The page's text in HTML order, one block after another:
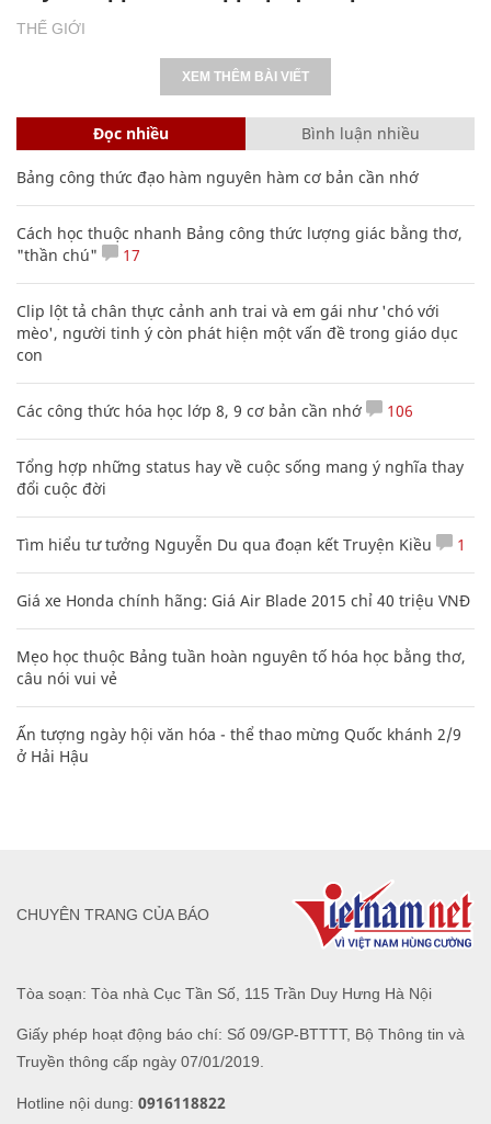
THẾ GIỚI
XEM THÊM BÀI VIẾT
Đọc nhiều Bình luận nhiều
Bảng công thức đạo hàm nguyên hàm cơ bản cần nhớ
Cách học thuộc nhanh Bảng công thức lượng giác bằng thơ,
"thần chú"
17
Clip lột tả chân thực cảnh anh trai và em gái như 'chó với
mèo', người tinh ý còn phát hiện một vấn đề trong giáo dục
con
Các công thức hóa học lớp 8, 9 cơ bản cần nhớ 106
Tổng hợp những status hay về cuộc sống mang ý nghĩa thay
đổi cuộc đời
Tìm hiểu tư tưởng Nguyễn Du qua đoạn kết Truyện Kiều 1
Giá xe Honda chính hãng: Giá Air Blade 2015 chỉ 40 triệu VNĐ
Mẹo học thuộc Bảng tuần hoàn nguyên tố hóa học bằng thơ,
câu nói vui vẻ
Ấn tượng ngày hội văn hóa - thể thao mừng Quốc khánh 2/9
ở Hải Hậu
Tòa soạn: Tòa nhà Cục Tần Số, 115 Trần Duy Hưng Hà Nội
Giấy phép hoạt động báo chí: Số 09/GP-BTTTT, Bộ Thông tin và
Truyền thông cấp ngày 07/01/2019.
Hotline nội dung: 0916118822
CHUYÊN TRANG CỦA BÁO